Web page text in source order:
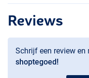
Reviews
Schrijf een review en
shoptegoed!